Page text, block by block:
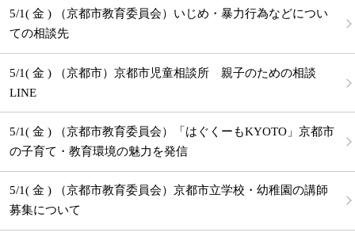
5/1( 金 ) （京都市教育委員会）いじめ・暴力行為などについ
ての相談先
5/1( 金 ) （京都市）京都市児童相談所 親子のための相談
LINE
5/1( 金 ) （京都市教育委員会）「はぐくーもKYOTO」京都市
の子育て・教育環境の魅力を発信
5/1( 金 ) （京都市教育委員会）京都市立学校・幼稚園の講師
募集について